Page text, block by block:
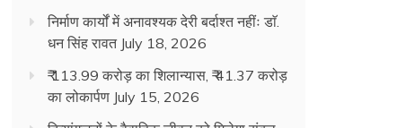
निर्माण कार्यों में अनावश्यक देरी बर्दाश्त नहींः डाॅ.
धन सिंह रावत July 18, 2026
₹ 113.99 करोड़ का शिलान्यास, ₹ 41.37 करोड़
का लोकार्पण July 15, 2026